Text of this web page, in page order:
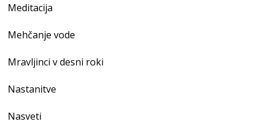
Meditacija
Mehčanje vode
Mravljinci v desni roki
Nastanitve
Nasveti